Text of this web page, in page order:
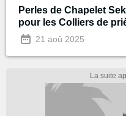
Perles de Chapelet
pour les Colliers de
21 aoû 2025